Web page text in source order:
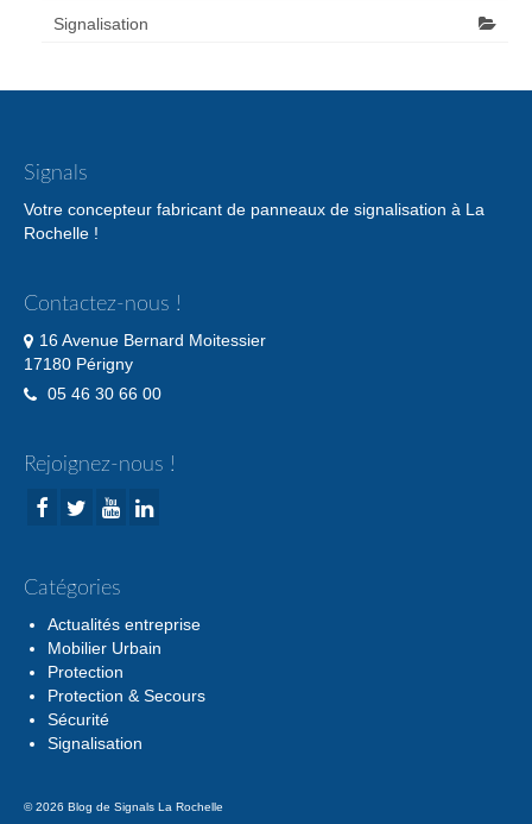
Signalisation
Signals
Votre concepteur fabricant de panneaux de signalisation à La
Rochelle !
Contactez-nous !
16 Avenue Bernard Moitessier
17180 Périgny
05 46 30 66 00
Rejoignez-nous !
Catégories
Actualités entreprise
Mobilier Urbain
Protection
Protection & Secours
Sécurité
Signalisation
© 2026 Blog de Signals La Rochelle